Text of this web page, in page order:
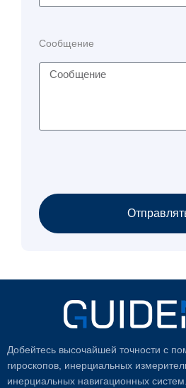
Сообщение
Добейтесь высочайшей точности с
гироскопов, инерциальных
инерциальных навигационных